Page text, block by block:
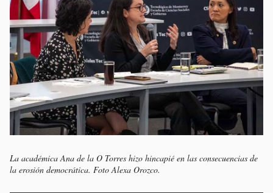
La académica Ana de la O Torres hizo hincapié en las consecuencias de
la erosión democrática. Foto Alexa Orozco.